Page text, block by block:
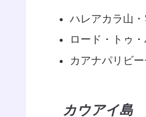
ハレアカラ山・
ロード・トゥ
カアナパリビ
カウアイ島